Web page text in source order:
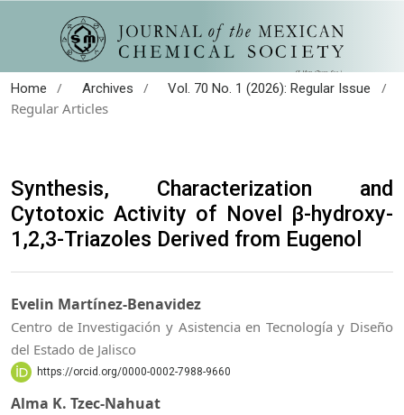
Home / Archives / Vol. 70 No. 1 (2026): Regular Issue
/
Regular Articles
Synthesis, Characterization and
Cytotoxic Activity of Novel β-hydroxy-
1,2,3-Triazoles Derived from Eugenol
Evelin Martínez-Benavidez
Centro de Investigación y Asistencia en Tecnología y Diseño
del Estado de Jalisco
https://orcid.org/0000-0002-7988-9660
Alma K. Tzec-Nahuat